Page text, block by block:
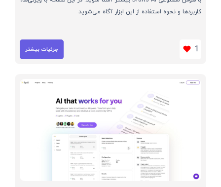
کاربردها و نحوه استفاده از این ابزار آگاه می‌شوید
1 جزئیات بیشتر